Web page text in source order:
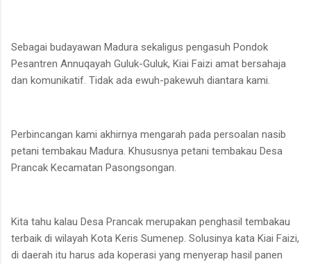
Sebagai budayawan Madura sekaligus pengasuh Pondok
Pesantren Annuqayah Guluk-Guluk, Kiai Faizi amat bersahaja
dan komunikatif. Tidak ada ewuh-pakewuh diantara kami.
Perbincangan kami akhirnya mengarah pada persoalan nasib
petani tembakau Madura. Khususnya petani tembakau Desa
Prancak Kecamatan Pasongsongan.
Kita tahu kalau Desa Prancak merupakan penghasil tembakau
terbaik di wilayah Kota Keris Sumenep. Solusinya kata Kiai Faizi,
di daerah itu harus ada koperasi yang menyerap hasil panen